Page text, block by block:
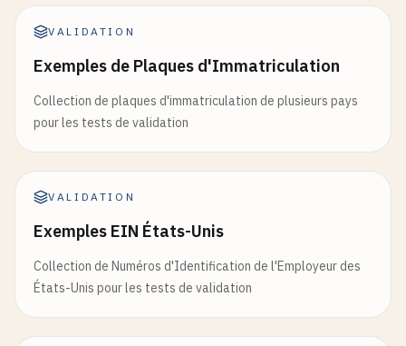
VALIDATION
Exemples de Plaques d'Immatriculation
Collection de plaques d'immatriculation de plusieurs pays
pour les tests de validation
VALIDATION
Exemples EIN États-Unis
Collection de Numéros d'Identification de l'Employeur des
États-Unis pour les tests de validation